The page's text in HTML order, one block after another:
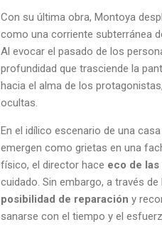
Con su última obra, Montoya
como una corriente subterránea
Al evocar el pasado de los
profundidad que trasciende la
hacia el alma de los
ocultas.
En el idílico escenario de una
emergen como grietas en una
físico, el director hace eco de
cuidado. Sin embargo, a través
posibilidad de reparación y
sanarse con el tiempo y el